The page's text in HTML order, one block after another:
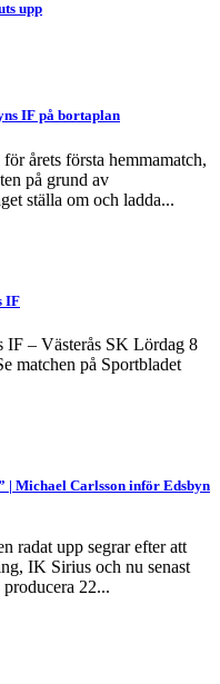
upp
IF på bortaplan
årets första hemmamatch,
på grund av
ställa om och ladda...
IF
– Västerås SK Lördag 8
matchen på Sportbladet
| Michael Carlsson inför Edsbyn
radat upp segrar efter att
IK Sirius och nu senast
22...